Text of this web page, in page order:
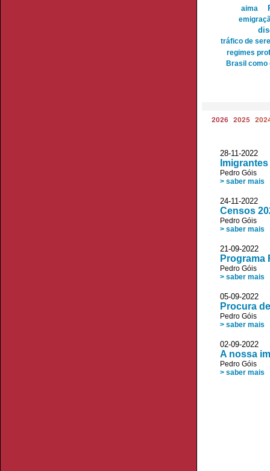
aima
tráfico de
regimes
Brasil como
2026 2025
28-11-
Pedro Góis
> saber mais
24-11-
Censos
Pedro Góis
> saber mais
21-09-
Programa
Pedro Góis
> saber mais
05-09-2022
Procura
Pedro Góis
> saber mais
02-09-2022
A nossa
Pedro Góis
> saber mais